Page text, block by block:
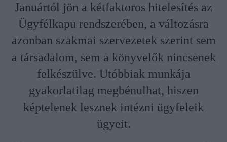
Januártól jön a kétfaktoros hitelesítés az
Ügyfélkapu rendszerében, a változásra
azonban szakmai szervezetek szerint sem
a társadalom, sem a könyvelők nincsenek
felkészülve. Utóbbiak munkája
gyakorlatilag megbénulhat, hiszen
képtelenek lesznek intézni ügyfeleik
ügyeit.